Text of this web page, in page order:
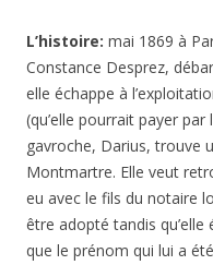
L’histoire: mai 1869 à
Constance Desprez,
elle échappe à
(qu’elle pourrait payer
gavroche, Darius, trouve
Montmartre. Elle veut
eu avec le fils du notaire
être adopté tandis qu’elle
que le prénom qui lui a